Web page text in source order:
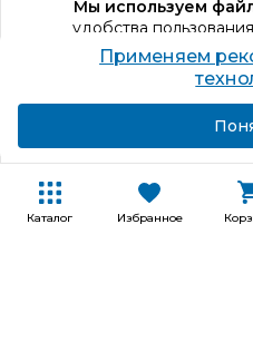
Каталог Избранное
Мы используем
удобства
качества
Продолжая
согласие на
Оформление заказа
Покупателям
Применяем